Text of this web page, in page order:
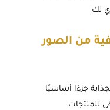
لك
جزءًا أساسيًا
للمنتجات